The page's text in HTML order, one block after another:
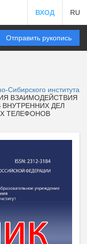
ВХОД RU
Отправить рукопись
Сибирского института
ВЗАИМОДЕЙСТВИЯ
ДЕЛ
ТЕЛЕФОНОВ